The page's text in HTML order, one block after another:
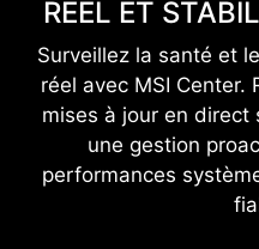
RÉEL ET
Surveillez la santé et
réel avec MSI Center.
mises à jour en
une gestion
performances